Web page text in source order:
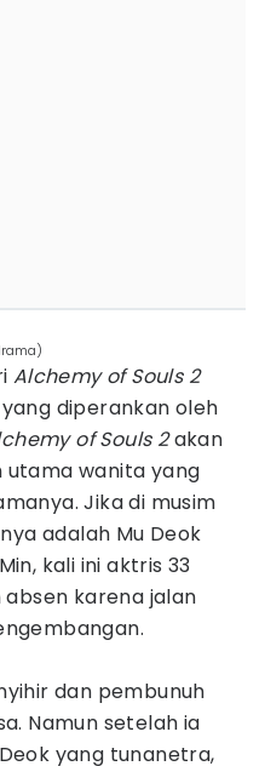
Alchemy of Souls 2
diperankan oleh
of Souls 2akan
wanita yang
Jika di musim
adalah Mu Deok
kali ini aktris 33
karena jalan
dan pembunuh
Namun setelah ia
yang tunanetra,